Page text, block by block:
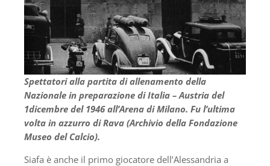
Spettatori alla partita di allenamento della
Nazionale in preparazione di Italia – Austria del
1dicembre del 1946 all’Arena di Milano. Fu l’ultima
volta in azzurro di Rava (Archivio della Fondazione
Museo del Calcio).
Siafa è anche il primo giocatore dell’Alessandria a